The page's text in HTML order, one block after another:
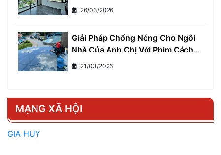
Cách Nhiệt Một Chiều
26/03/2026
Giải Pháp Chống Nóng Cho Ngôi
Nhà Của Anh Chị Với Phim Cách
Nhiệt Cho Nhà Ở
21/03/2026
MẠNG XÃ HỘI
GIA HUY